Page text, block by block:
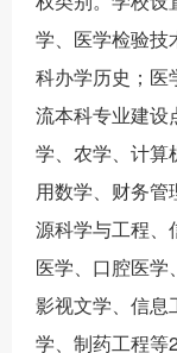
学、医学检验技
科办学历史；医
流本科专业建设
学、农学、计算
用数学、财务
源科学与工程、
医学、口腔医学
影视文学、信息
学、制药工程等